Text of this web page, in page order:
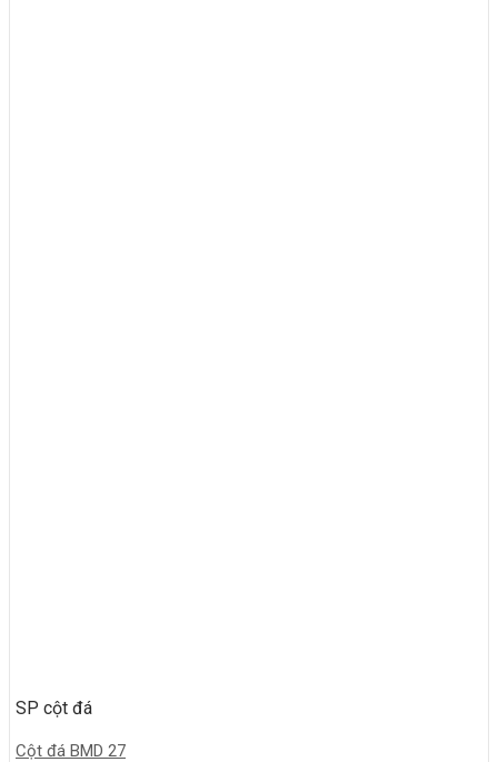
SP cột đá
Cột đá BMD 27